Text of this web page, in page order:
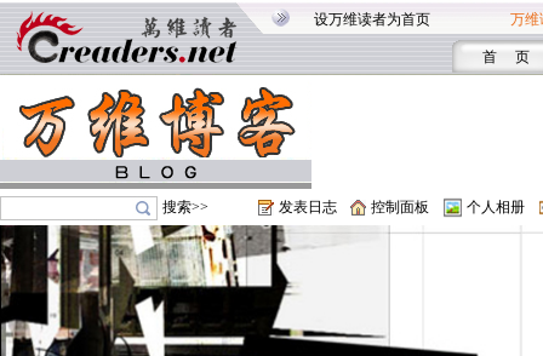
设万维读者为首页 万维
首 页
搜索>> 发表日志 控制面板 个人相册